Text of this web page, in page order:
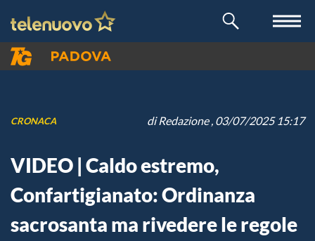
CRONACA diRedazione, 03/07/2025 15:17
VIDEO | Caldo estremo,
Confartigianato: Ordinanza
sacrosanta ma rivedere le regole